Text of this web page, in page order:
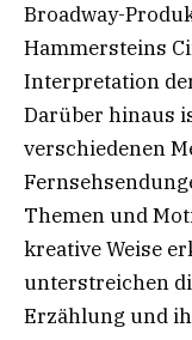
Broadway-
Hammersteins
Interpretation
Darüber hinaus
verschiedenen
Themen und
kreative Weise
unterstreichen
Erzählung und